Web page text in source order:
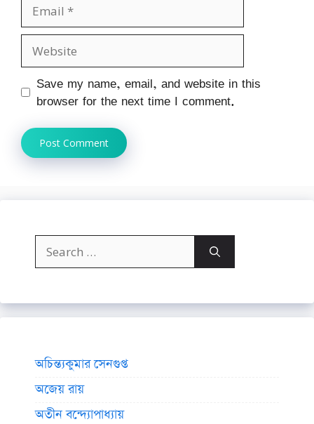
Website
Save my name, email, and website in this
browser for the next time I comment.
Search
for:
অচিন্ত্যকুমার সেনগুপ্ত
অজেয় রায়
অতীন বন্দ্যোপাধ্যায়